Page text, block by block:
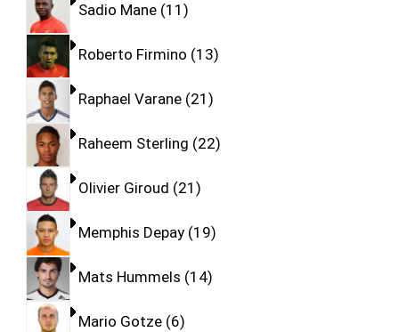
Sadio Mane 11
Roberto Firmino 13
Raphael Varane 21
Raheem Sterling 22
Olivier Giroud 21
Memphis Depay 19
Mats Hummels 14
Mario Gotze 6